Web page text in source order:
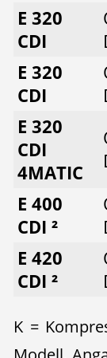
E 320
CDI
E 320
CDI
E 320
CDI
4MATIC
E 400
CDI ²
E 420
CDI ²
K =